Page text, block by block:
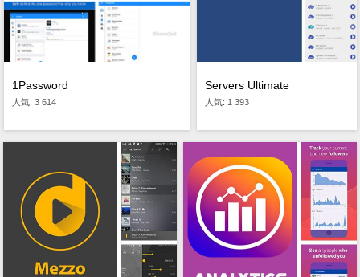
1Password
人気: 3 614
Servers Ultimate
人気: 1 393